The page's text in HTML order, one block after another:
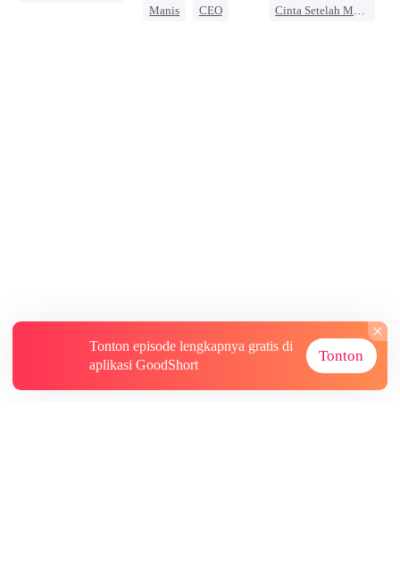
Manis
CEO
Cinta Setelah Menikah
Tonton episode lengkapnya gratis di
aplikasi GoodShort
Tonton